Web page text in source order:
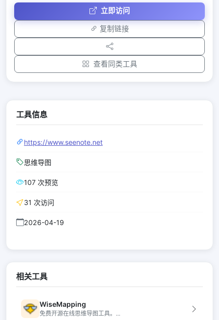
立即访问
复制链接
查看同类工具
工具信息
https://www.seenote.net
思维导图
107 次预览
31 次访问
2026-04-19
相关工具
WiseMapping
免费开源在线思维导图工具。...